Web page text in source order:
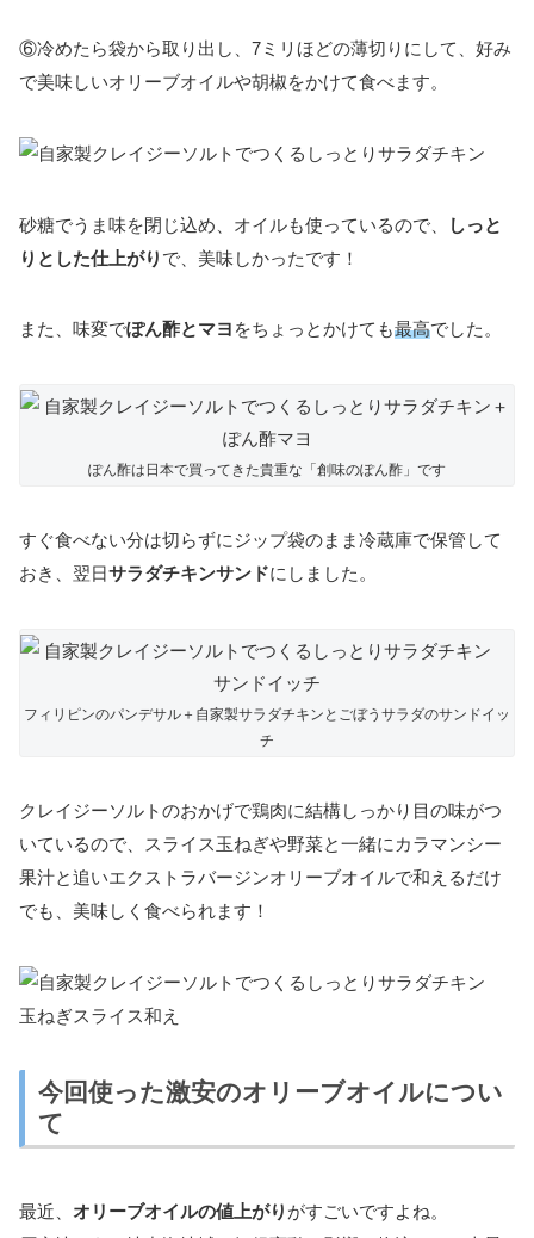
⑥冷めたら袋から取り出し、7ミリほどの薄切りにして、好み
で美味しいオリーブオイルや胡椒をかけて食べます。
砂糖でうま味を閉じ込め、オイルも使っているので、
しっと
りとした仕上がり で、美味しかったです！
また、味変でぽん酢とマヨ をちょっとかけても最高でした。
ぽん酢は日本で買ってきた貴重な「創味のぽん酢」です
すぐ食べない分は切らずにジップ袋のまま冷蔵庫で保管して
おき、翌日サラダチキンサンドにしました。
フィリピンのパンデサル＋自家製サラダチキンとごぼうサラダのサンドイッ
チ
クレイジーソルトのおかげで鶏肉に結構しっかり目の味がつ
いているので、スライス玉ねぎや野菜と一緒にカラマンシー
果汁と追いエクストラバージンオリーブオイルで和えるだけ
でも、美味しく食べられます！
今回使った激安のオリーブオイルについ
て
最近、 オリーブオイルの値上がり がすごいですよね。